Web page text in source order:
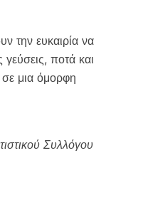
την ευκαιρία να
ποτά και
σε μια όμορφη
Συλλόγου